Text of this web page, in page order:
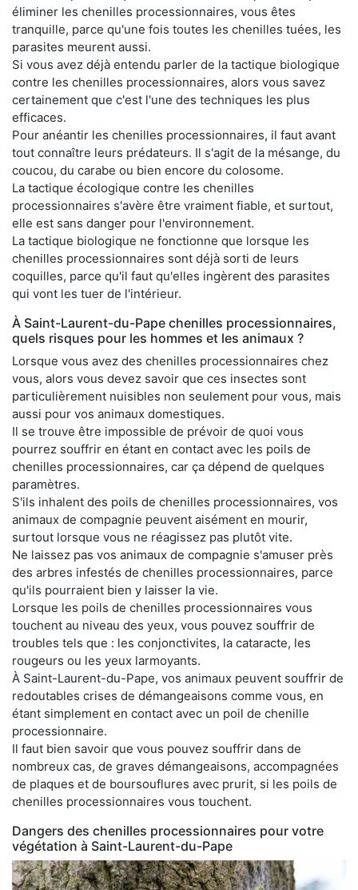
éliminer les chenilles processionnaires, vous êtes
tranquille, parce qu'une fois toutes les chenilles tuées, les
parasites meurent aussi.
Si vous avez déjà entendu parler de la tactique biologique
contre les chenilles processionnaires, alors vous savez
certainement que c'est l'une des techniques les plus
efficaces.
Pour anéantir les chenilles processionnaires, il faut avant
tout connaître leurs prédateurs. Il s'agit de la mésange, du
coucou, du carabe ou bien encore du colosome.
La tactique écologique contre les chenilles
processionnaires s'avère être vraiment fiable, et surtout,
elle est sans danger pour l'environnement.
La tactique biologique ne fonctionne que lorsque les
chenilles processionnaires sont déjà sorti de leurs
coquilles, parce qu'il faut qu'elles ingèrent des parasites
qui vont les tuer de l'intérieur.
À Saint-Laurent-du-Pape chenilles processionnaires,
quels risques pour les hommes et les animaux ?
Lorsque vous avez des chenilles processionnaires chez
vous, alors vous devez savoir que ces insectes sont
particulièrement nuisibles non seulement pour vous, mais
aussi pour vos animaux domestiques.
Il se trouve être impossible de prévoir de quoi vous
pourrez souffrir en étant en contact avec les poils de
chenilles processionnaires, car ça dépend de quelques
paramètres.
S'ils inhalent des poils de chenilles processionnaires, vos
animaux de compagnie peuvent aisément en mourir,
surtout lorsque vous ne réagissez pas plutôt vite.
Ne laissez pas vos animaux de compagnie s'amuser près
des arbres infestés de chenilles processionnaires, parce
qu'ils pourraient bien y laisser la vie.
Lorsque les poils de chenilles processionnaires vous
touchent au niveau des yeux, vous pouvez souffrir de
troubles tels que : les conjonctivites, la cataracte, les
rougeurs ou les yeux larmoyants.
À Saint-Laurent-du-Pape, vos animaux peuvent souffrir de
redoutables crises de démangeaisons comme vous, en
étant simplement en contact avec un poil de chenille
processionnaire.
Il faut bien savoir que vous pouvez souffrir dans de
nombreux cas, de graves démangeaisons, accompagnées
de plaques et de boursouflures avec prurit, si les poils de
chenilles processionnaires vous touchent.
Dangers des chenilles processionnaires pour votre
végétation à Saint-Laurent-du-Pape